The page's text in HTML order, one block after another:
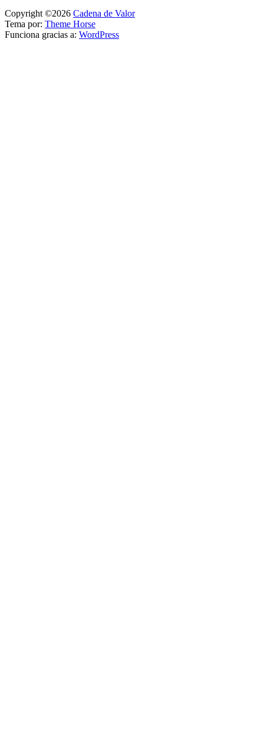
Copyright ©2026 Cadena de Valor
Tema por: Theme Horse
Funciona gracias a: WordPress